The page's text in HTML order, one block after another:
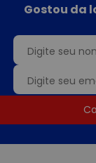
Gostou da